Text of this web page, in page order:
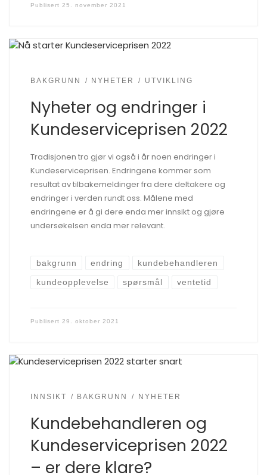
Publisert 25. november 2021
BAKGRUNN NYHETER UTVIKLING
Nyheter og endringer i
Kundeserviceprisen 2022
Tradisjonen tro gjør vi også i år noen endringer i
Kundeserviceprisen. Endringene kommer som
resultat av tilbakemeldinger fra dere deltakere og
endringer i verden rundt oss. Målene med
endringene er å gi dere enda mer innsikt og gjøre
undersøkelsen enda mer relevant.
bakgrunn endring kundebehandleren
kundeopplevelse spørsmål ventetid
Publisert 29. oktober 2021
INNSIKT BAKGRUNN NYHETER
Kundebehandleren og
Kundeserviceprisen 2022
– er dere klare?